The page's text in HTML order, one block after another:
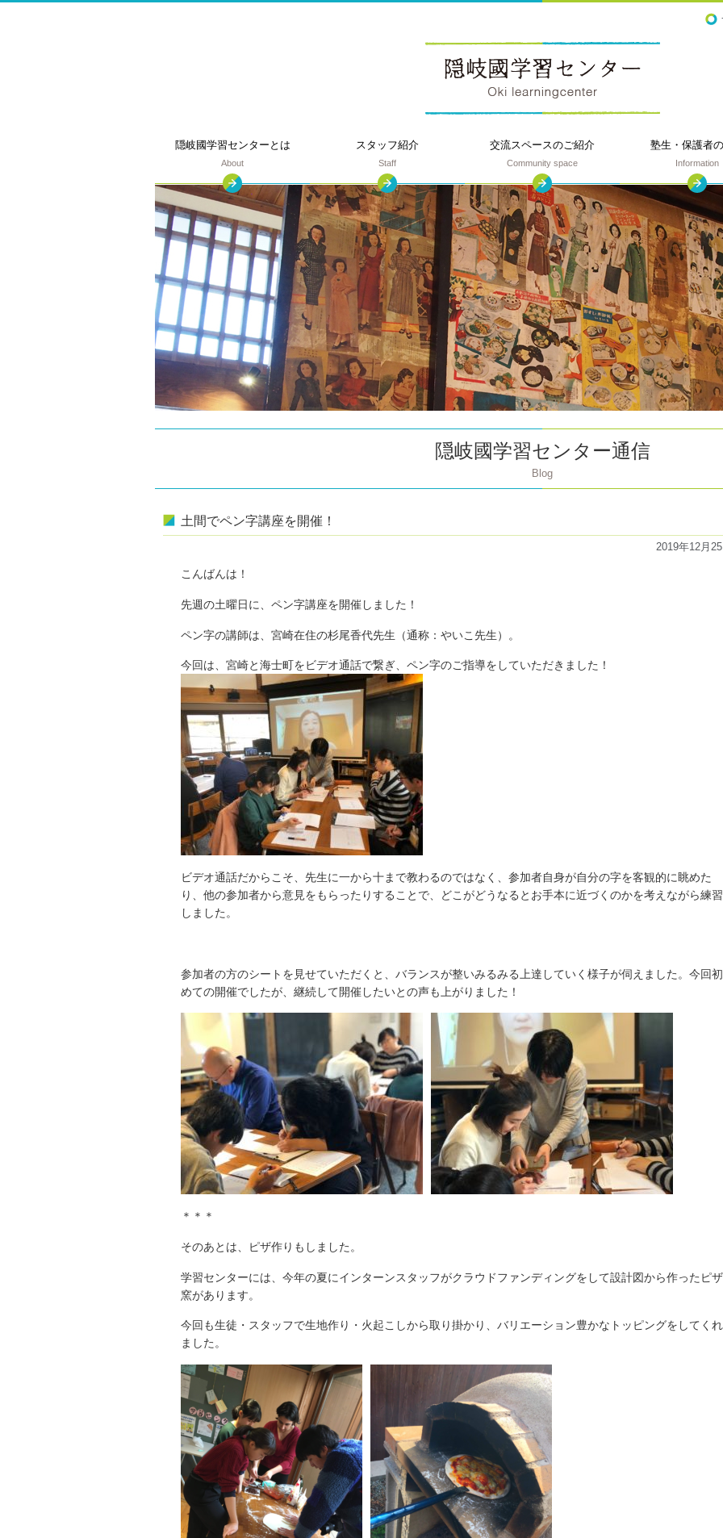
隠岐國学習センターとは
About
スタッフ紹介
Staff
交流スペースのご紹介
Community space
塾生・保護者の
Information
隠岐國学習センター通信
Blog
土間でペン字講座を開催！
2019年12月
こんばんは！
先週の土曜日に、ペン字講座を開催しました！
ペン字の講師は、宮崎在住の杉尾香代先生（通称 ：やいこ先生）。
今回は、宮崎と海士町をビデオ通話で繋ぎ、ペン字のご指導をしていただきました！
ビデオ通話だからこそ、先生に一から十まで教わるのではなく、参加者自身が自分の字を客観的に眺めた
り、他の参加者から意見をもらったりすることで、どこがどうなるとお手本に近づくのかを考えながら練習
しました。
参加者の方のシートを見せていただくと、バランスが整いみるみる上達していく様子が伺えました。今回初
めての開催でしたが、継続して開催したいとの声も上がりました！
＊＊＊
そのあとは、ピザ作りもしました。
学習センターには 、今年の夏にインターンスタッフがクラウドファンディングをして設計図から作ったピザ
窯があります。
今回も生徒・スタッフで生地作り・火起こしから取り掛かり、バリエーション豊かなトッピングをしてくれ
ました。